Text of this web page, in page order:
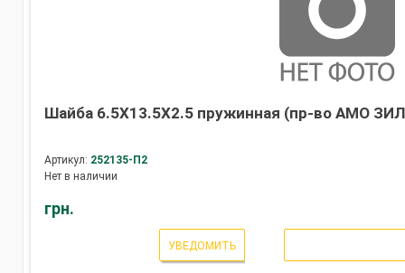
Шайба 6.5Х13.5Х2.5 пружинная (пр-во АМО
Артикул: 252135-П2
Нет в наличии
грн.
УВЕДОМИТЬ